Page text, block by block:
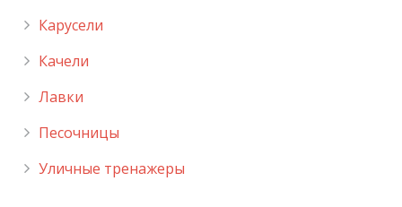
Карусели
Качели
Лавки
Песочницы
Уличные тренажеры